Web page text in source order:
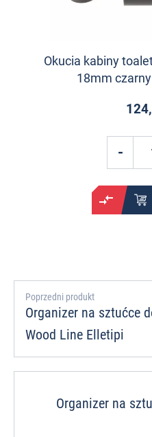
Okucia kabiny
18mm
Poprzedni produkt
Organizer na sztućce
Wood Line Elletipi
Organizer na